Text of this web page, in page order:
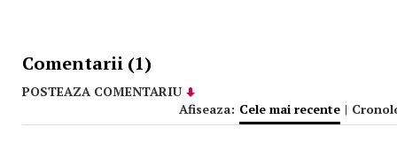
Comentarii (1)
POSTEAZA COMENTARIU
Afiseaza: Cele mai recente |